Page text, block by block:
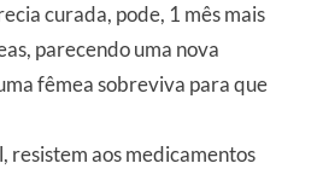
curada, pode, 1 mês mais
parecendo uma nova
fêmea sobreviva para que
resistem aos medicamentos